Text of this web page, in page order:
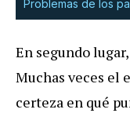
Problemas de los
En segundo
Muchas veces el
certeza en qué